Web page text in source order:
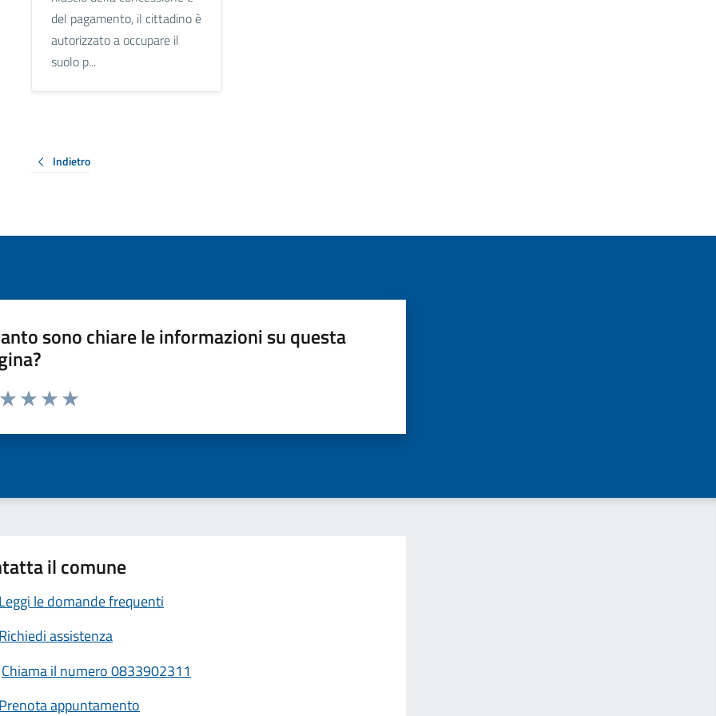
del pagamento, il cittadino è
autorizzato a occupare il
suolo p...
Indietro
sono chiare le informazioni su questa
da 1 a 5 stelle la pagina
il comune
le domande frequenti
assistenza
Chiama il numero 0833902311
appuntamento